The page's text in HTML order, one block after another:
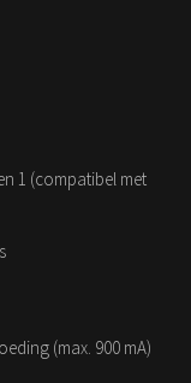
1 (compatibel met
(max. 900 mA)